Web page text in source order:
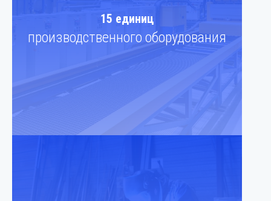
15 единиц
производственного оборудования